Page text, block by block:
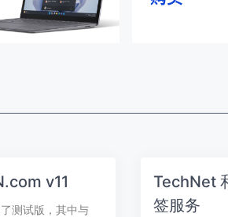
v11
测试版，其中与
TechNet
签服务